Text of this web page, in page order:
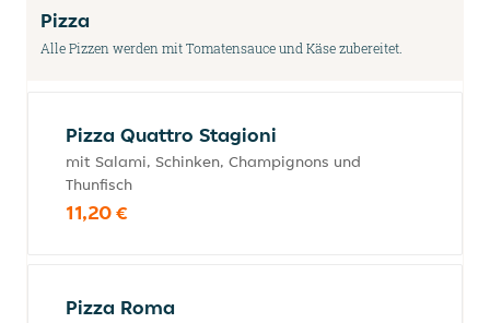
Pizza
Alle Pizzen werden mit Tomatensauce und Käse zubereitet.
Pizza Quattro Stagioni
mit Salami, Schinken, Champignons und
Thunfisch
11,20 €
Pizza Roma